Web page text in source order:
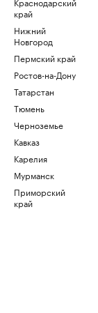
край
Нижний
Новгород
Пермский край
Ростов-на-Дону
Татарстан
Тюмень
Черноземье
Кавказ
Карелия
Мурманск
Приморский
край